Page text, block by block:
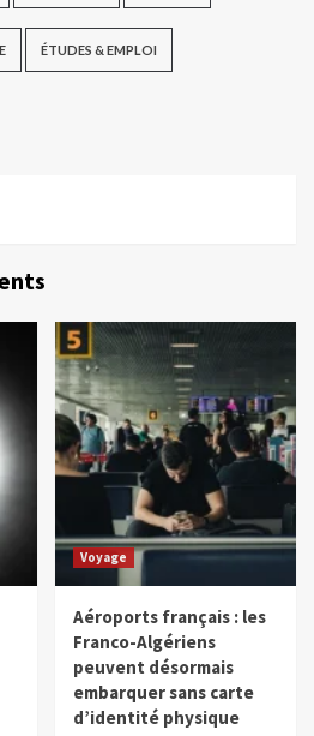
ÉTUDES & EMPLOI
Voyage
Aéroports français : les
Franco-Algériens
peuvent désormais
embarquer sans carte
d’identité physique